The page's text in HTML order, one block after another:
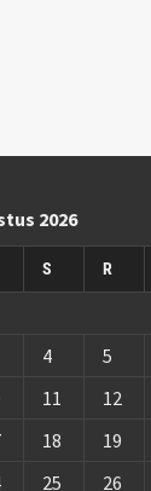
2026
S R
4 5
11 12
18 19
25 26